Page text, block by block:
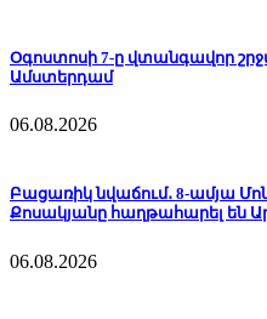
Օգոստոսի 7-ը վտանգավոր
Ամստերդամ
06.08.2026
Բացառիկ նվաճում․ 8-ամյա
Քոսակյանը հաղթահարել են
06.08.2026